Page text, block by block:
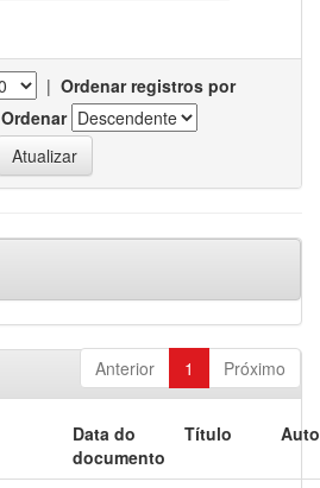
| Ordenar registros por
Ordenar
Anterior 1 Próximo
Data do
documento
Título